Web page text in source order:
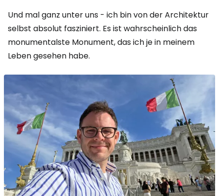
Und mal ganz unter uns - ich bin von der Architektur
selbst absolut fasziniert. Es ist wahrscheinlich das
monumentalste Monument, das ich je in meinem
Leben gesehen habe.